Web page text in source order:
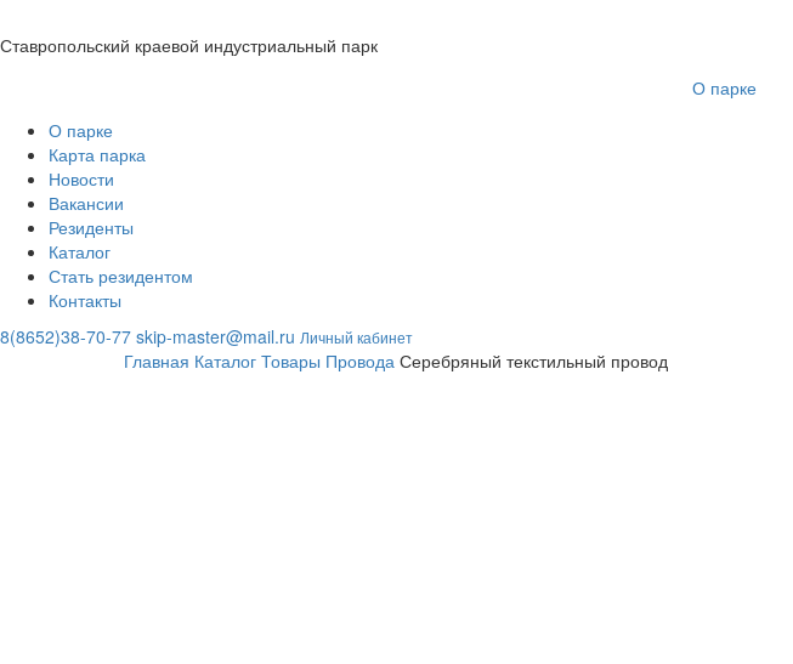
Ставропольский краевой индустриальный парк
О парке
О парке
Карта парка
Новости
Вакансии
Резиденты
Каталог
Стать резидентом
Контакты
8(8652)38-70-77 skip-master@mail.ru Личный кабинет
Главная Каталог Товары Провода Серебряный текстильный провод